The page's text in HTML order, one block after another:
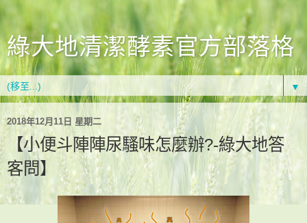
綠大地清潔酵素官方部落格
▼
2018年12月11日 星期二
【小便斗陣陣尿騷味怎麼辦?-綠大地答
客問】